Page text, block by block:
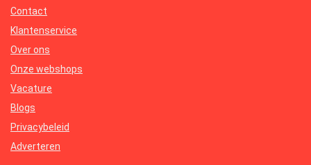
Contact
Klantenservice
Over ons
Onze webshops
Vacature
Blogs
Privacybeleid
Adverteren